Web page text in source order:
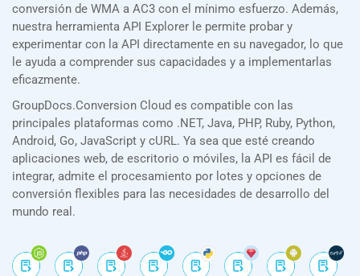
conversión de WMA a AC3 con el mínimo esfuerzo. Además,
nuestra herramienta API Explorer le permite probar y
experimentar con la API directamente en su navegador, lo que
le ayuda a comprender sus capacidades y a implementarlas
eficazmente.
GroupDocs.Conversion Cloud es compatible con las
principales plataformas como .NET, Java, PHP, Ruby, Python,
Android, Go, JavaScript y cURL. Ya sea que esté creando
aplicaciones web, de escritorio o móviles, la API es fácil de
integrar, admite el procesamiento por lotes y opciones de
conversión flexibles para las necesidades de desarrollo del
mundo real.